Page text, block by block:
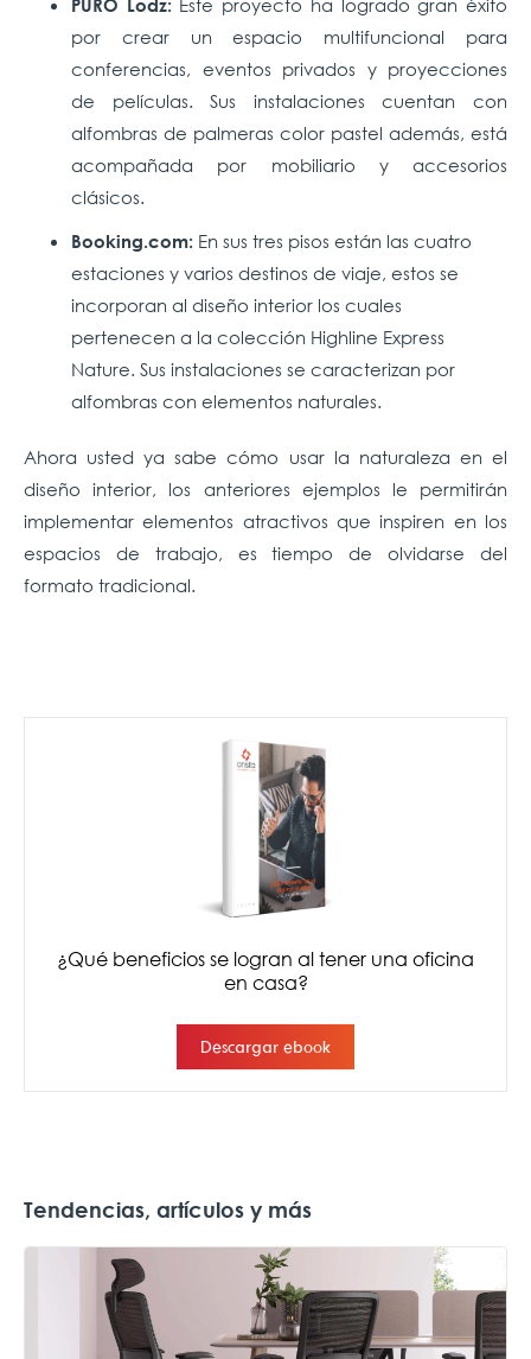
PURO Lodz: Este proyecto ha logrado gran éxito
por crear un espacio multifuncional para
conferencias, eventos privados y proyecciones
de películas. Sus instalaciones cuentan con
alfombras de palmeras color pastel además, está
acompañada por mobiliario y accesorios
clásicos.
Booking.com: En sus tres pisos están las cuatro
estaciones y varios destinos de viaje, estos se
incorporan al diseño interior los cuales
pertenecen a la colección Highline Express
Nature. Sus instalaciones se caracterizan por
alfombras con elementos naturales.
Ahora usted ya sabe cómo usar la naturaleza en el
diseño interior, los anteriores ejemplos le permitirán
implementar elementos atractivos que inspiren en los
espacios de trabajo, es tiempo de olvidarse del
formato tradicional.
Tendencias, artículos y más